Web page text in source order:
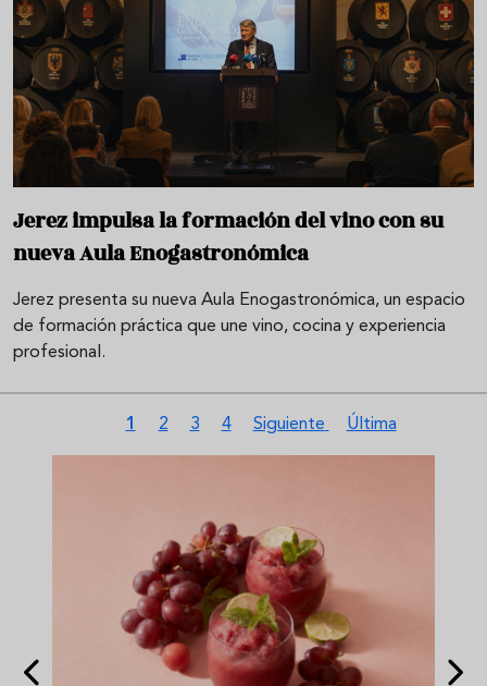
Jerez impulsa la formación del vino con su
nueva Aula Enogastronómica
Jerez presenta su nueva Aula Enogastronómica, un espacio
de formación práctica que une vino, cocina y experiencia
profesional.
Current page
1 Page
2 Page
3 Page
4 Next page
Siguiente Last page
Última